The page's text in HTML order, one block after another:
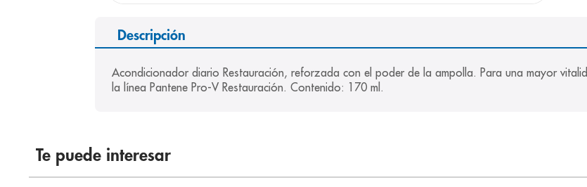
Descripción
Acondicionador diario Restauración, reforzada con el poder de la ampolla. Para una mayor
la línea Pantene Pro-V Restauración. Contenido: 170 ml.
Te puede interesar